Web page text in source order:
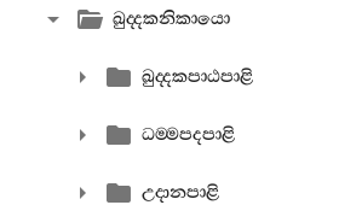
ඛුද‍්දකනිකායො
ඛුද‍්දකපාඨපාළි
ධම‍්මපදපාළි
උදානපාළි